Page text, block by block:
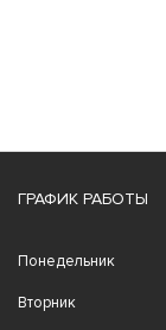
ГРАФИК РАБОТЫ
Понедельник
Вторник